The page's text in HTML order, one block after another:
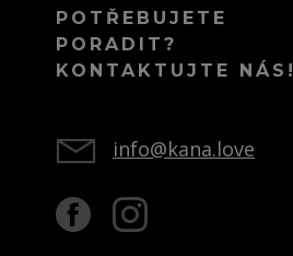
POTŘEBUJETE
PORADIT?
KONTAKTUJTE NÁS!
info@kana.love